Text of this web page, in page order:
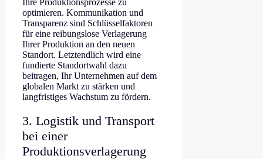
Ihre Produktionsprozesse zu
optimieren. Kommunikation und
Transparenz sind Schlüsselfaktoren
für eine reibungslose Verlagerung
Ihrer Produktion an den neuen
Standort. Letztendlich wird eine
fundierte Standortwahl dazu
beitragen, Ihr Unternehmen auf dem
globalen Markt zu stärken und
langfristiges Wachstum zu fördern.
3. Logistik und Transport
bei einer
Produktionsverlagerung